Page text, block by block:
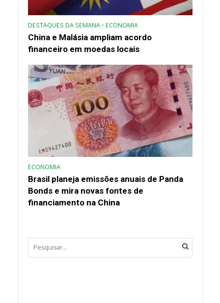
DESTAQUES DA SEMANA • ECONOMIA
China e Malásia ampliam acordo
financeiro em moedas locais
ECONOMIA
Brasil planeja emissões anuais de Panda
Bonds e mira novas fontes de
financiamento na China